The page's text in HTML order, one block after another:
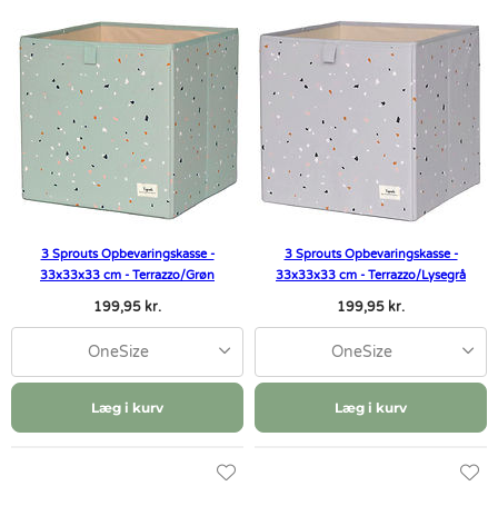
3 Sprouts Opbevaringskasse -
33x33x33 cm - Terrazzo/Grøn
199,95 kr.
OneSize
Læg i kurv
3 Sprouts Opbevaringskasse -
33x33x33 cm - Terrazzo/Lysegrå
199,95 kr.
OneSize
Læg i kurv